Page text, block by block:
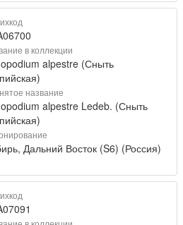
в коллекции
alpestre (Сныть
название
alpestre Ledeb. (Сныть
Дальний Восток (S6) (Россия)